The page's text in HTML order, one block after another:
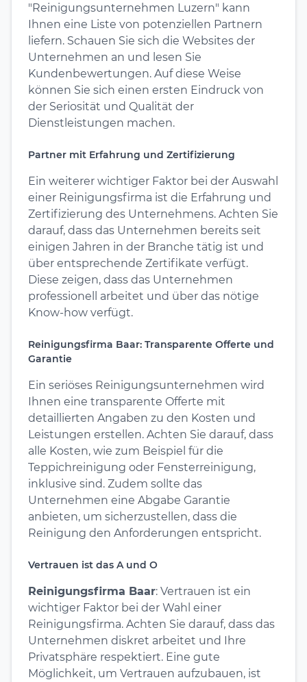
"Reinigungsunternehmen Luzern" kann
Ihnen eine Liste von potenziellen Partnern
liefern. Schauen Sie sich die Websites der
Unternehmen an und lesen Sie
Kundenbewertungen. Auf diese Weise
können Sie sich einen ersten Eindruck von
der Seriosität und Qualität der
Dienstleistungen machen.
Partner mit Erfahrung und Zertifizierung
Ein weiterer wichtiger Faktor bei der Auswahl
einer Reinigungsfirma ist die Erfahrung und
Zertifizierung des Unternehmens. Achten Sie
darauf, dass das Unternehmen bereits seit
einigen Jahren in der Branche tätig ist und
über entsprechende Zertifikate verfügt.
Diese zeigen, dass das Unternehmen
professionell arbeitet und über das nötige
Know-how verfügt.
Reinigungsfirma Baar: Transparente Offerte und
Garantie
Ein seriöses Reinigungsunternehmen wird
Ihnen eine transparente Offerte mit
detaillierten Angaben zu den Kosten und
Leistungen erstellen. Achten Sie darauf, dass
alle Kosten, wie zum Beispiel für die
Teppichreinigung oder Fensterreinigung,
inklusive sind. Zudem sollte das
Unternehmen eine Abgabe Garantie
anbieten, um sicherzustellen, dass die
Reinigung den Anforderungen entspricht.
Vertrauen ist das A und O
Reinigungsfirma Baar: Vertrauen ist ein
wichtiger Faktor bei der Wahl einer
Reinigungsfirma. Achten Sie darauf, dass das
Unternehmen diskret arbeitet und Ihre
Privatsphäre respektiert. Eine gute
Möglichkeit, um Vertrauen aufzubauen, ist